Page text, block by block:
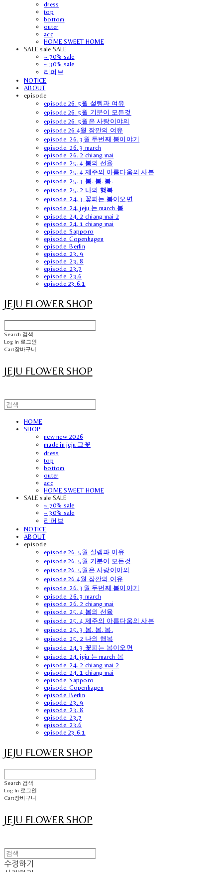
dress
top
bottom
outer
acc
HOME SWEET HOME
SALE sale SALE
~ 70% sale
~ 30% sale
리퍼브
NOTICE
ABOUT
episode
episode.26. 5월 설렘과 여유
episode.26. 5월 기분이 모든것
episode.26. 5월은 사랑이야의
episode.26.4월 잠깐의 여유
episode. 26. 3월 두번째 봄이야기
episode. 26. 3 march
episode. 26. 2 chiang mai
episode. 25. 4 봄의 선율
episode. 25. 4 제주의 아름다움의 사본
episode. 25. 3 봄. 봄. 봄.
episode. 25. 2 나의 행복
episode. 24. 3 꽃피는 봄이오면
episode. 24. jeju 는 march 봄
episode. 24. 2 chiang mai 2
episode. 24. 1 chiang mai
episode. Sapporo
episode. Copenhagen
episode. Berlin
episode. 23. 9
episode. 23. 8
episode. 23.7
episode. 23.6
episode.23.6.1
JEJU FLOWER SHOP
Search 검색
Log In 로그인
Cart장바구니
JEJU FLOWER SHOP
HOME
SHOP
new new 2026
made in jeju 그꽃
dress
top
bottom
outer
acc
HOME SWEET HOME
SALE sale SALE
~ 70% sale
~ 30% sale
리퍼브
NOTICE
ABOUT
episode
episode.26. 5월 설렘과 여유
episode.26. 5월 기분이 모든것
episode.26. 5월은 사랑이야의
episode.26.4월 잠깐의 여유
episode. 26. 3월 두번째 봄이야기
episode. 26. 3 march
episode. 26. 2 chiang mai
episode. 25. 4 봄의 선율
episode. 25. 4 제주의 아름다움의 사본
episode. 25. 3 봄. 봄. 봄.
episode. 25. 2 나의 행복
episode. 24. 3 꽃피는 봄이오면
episode. 24. jeju 는 march 봄
episode. 24. 2 chiang mai 2
episode. 24. 1 chiang mai
episode. Sapporo
episode. Copenhagen
episode. Berlin
episode. 23. 9
episode. 23. 8
episode. 23.7
episode. 23.6
episode.23.6.1
JEJU FLOWER SHOP
Search 검색
Log In 로그인
Cart장바구니
JEJU FLOWER SHOP
수정하기